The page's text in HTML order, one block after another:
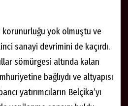
korunurluğu yok olmuştu ve
sanayi devrimini de kaçırdı.
sömürgesi altında kalan
bağlıydı ve altyapısı
yatırımcıların Belçika’yı